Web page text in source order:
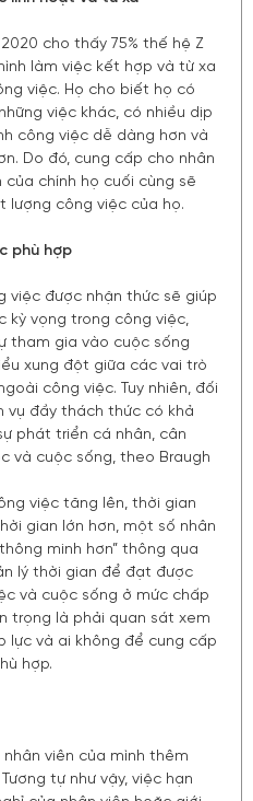
cho thấy 75% thế hệ Z
làm việc kết hợp và từ xa
việc. Họ cho biết họ có
việc khác, có nhiều dịp
công việc dễ dàng hơn và
Do đó, cung cấp cho nhân
chính họ cuối cùng sẽ
lượng công việc của họ.
phù hợp
việc được nhận thức sẽ giúp
kỳ vọng trong công việc,
tham gia vào cuộc sống
xung đột giữa các vai trò
công việc. Tuy nhiên, đối
vụ đầy thách thức có khả
phát triển cá nhân, cân
và cuộc sống, theo Braugh
việc tăng lên, thời gian
gian lớn hơn, một số nhân
minh hơn” thông qua
lý thời gian để đạt được
và cuộc sống ở mức chấp
trọng là phải quan sát xem
lực và ai không để cung cấp
hợp.
viên của mình thêm
tự như vậy, việc hạn